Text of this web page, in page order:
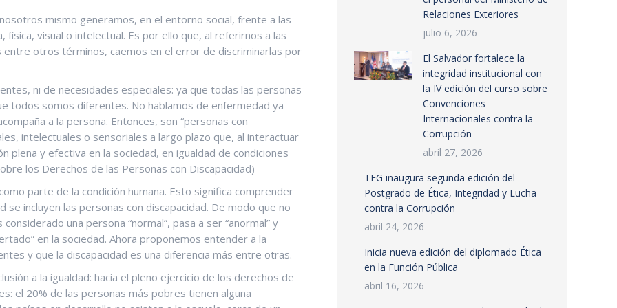
mismo generamos, en el entorno social, frente a las
visual o intelectual. Es por ello que, al referirnos a las
otros términos, caemos en el error de discriminarlas por
ni de necesidades especiales: ya que todas las personas
todos somos diferentes. No hablamos de enfermedad ya
a la persona. Entonces, son “personas con
intelectuales o sensoriales a largo plazo que, al interactuar
y efectiva en la sociedad, en igualdad de condiciones
los Derechos de las Personas con Discapacidad)
parte de la condición humana. Esto significa comprender
incluyen las personas con discapacidad. De modo que no
una persona “normal”, pasa a ser “anormal” y
en la sociedad. Ahora proponemos entender a la
y que la discapacidad es una diferencia más entre otras.
a la igualdad: hacia el pleno ejercicio de los derechos de
el 20% de las personas más pobres tienen alguna
Relaciones Exteriores
julio 6, 2026
El Salvador fortalece la
integridad institucional con
la IV edición del curso sobre
Convenciones
Internacionales contra la
Corrupción
abril 27, 2026
TEG inaugura segunda edición del
Postgrado de Ética, Integridad y Lucha
contra la Corrupción
abril 24, 2026
Inicia nueva edición del diplomado Ética
en la Función Pública
abril 16, 2026